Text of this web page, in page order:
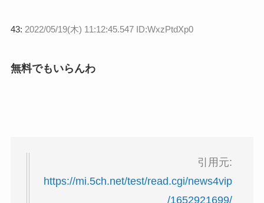
43: 2022/05/19(木) 11:12:45.547 ID:WxzPtdXp0
無料でもいらんわ
引用元:
https://mi.5ch.net/test/read.cgi/news4vip
/1652921699/